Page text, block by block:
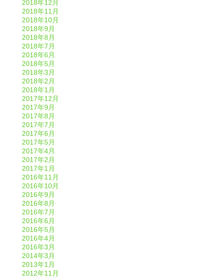
2018年12月
2018年11月
2018年10月
2018年9月
2018年8月
2018年7月
2018年6月
2018年5月
2018年3月
2018年2月
2018年1月
2017年12月
2017年9月
2017年8月
2017年7月
2017年6月
2017年5月
2017年4月
2017年2月
2017年1月
2016年11月
2016年10月
2016年9月
2016年8月
2016年7月
2016年6月
2016年5月
2016年4月
2016年3月
2014年3月
2013年1月
2012年11月